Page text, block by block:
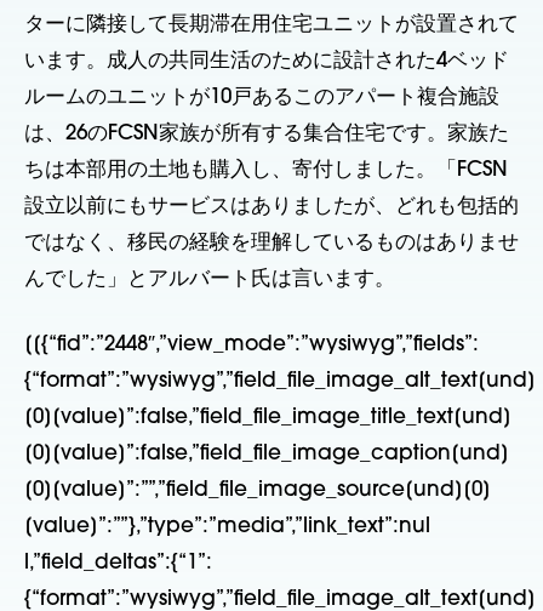
ターに隣接して長期滞在用住宅ユニットが設置されて
います。成人の共同生活のために設計された4ベッド
ルームのユニットが10戸あるこのアパート複合施設
は、26のFCSN家族が所有する集合住宅です。家族た
ちは本部用の土地も購入し、寄付しました。「FCSN
設立以前にもサービスはありましたが、どれも包括的
ではなく、移民の経験を理解しているものはありませ
んでした」とアルバート氏は言います。
[[{“fid”:”2448″,”view_mode”:”wysiwyg”,”fields”:
{“format”:”wysiwyg”,”field_file_image_alt_text[und]
[0][value]”:false,”field_file_image_title_text[und]
[0][value]”:false,”field_file_image_caption[und]
[0][value]”:””,”field_file_image_source[und][0]
[value]”:””},”type”:”media”,”link_text”:nul
l,”field_deltas”:{“1”:
{“format”:”wysiwyg”,”field_file_image_alt_text[und]